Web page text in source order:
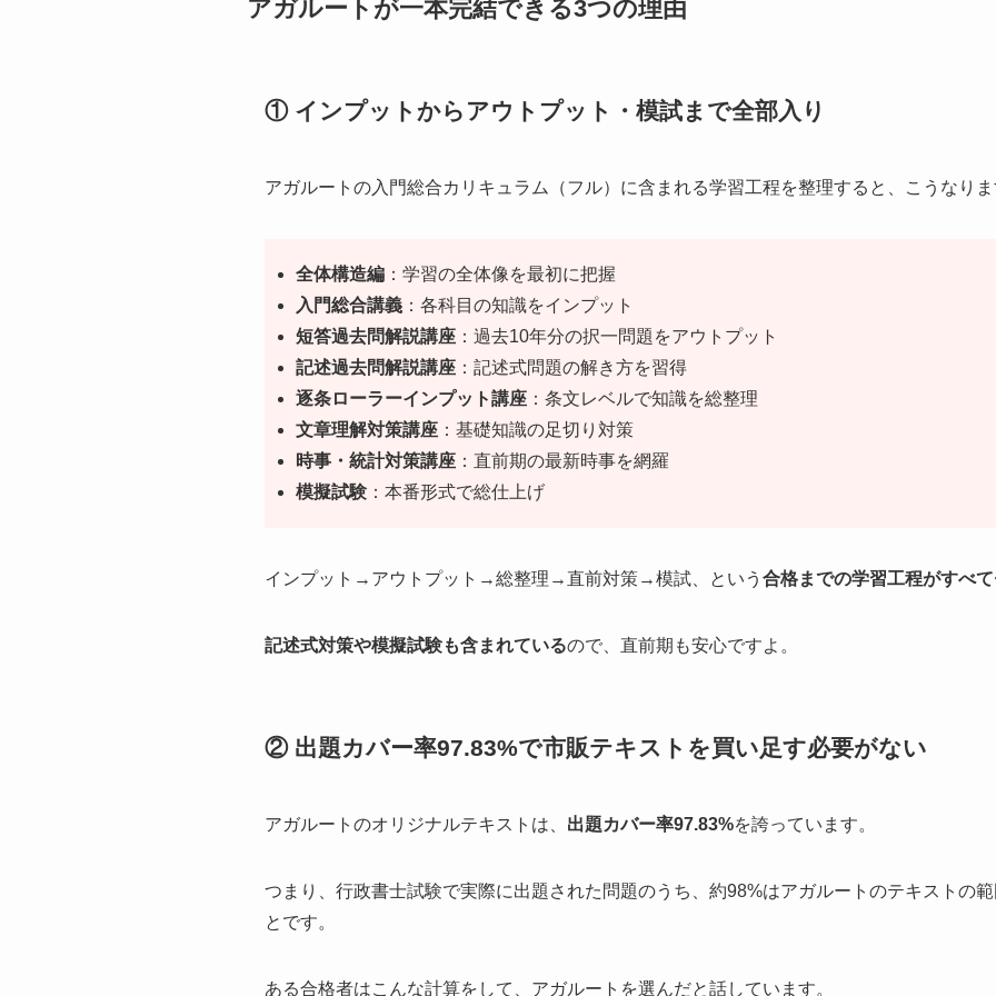
アガルートが一本完結できる3つの理由
① インプットからアウトプット・模試まで全部入り
アガルートの入門総合カリキュラム（フル）に含まれる学習工程を整理すると、こうなり
全体構造編 ：学習の全体像を最初に把握
入門総合講義 ：各科目の知識をインプット
短答過去問解説講座 ：過去10年分の択一問題をアウトプット
記述過去問解説講座 ：記述式問題の解き方を習得
逐条ローラーインプット講座 ：条文レベルで知識を総整理
文章理解対策講座 ：基礎知識の足切り対策
時事・統計対策講座 ：直前期の最新時事を網羅
模擬試験 ：本番形式で総仕上げ
インプット→アウトプット→総整理→直前対策→模試、という 合格までの学習工程がすべ
記述式対策や模擬試験も含まれているので、直前期も安心ですよ。
② 出題カバー率97.83%で市販テキストを買い足す必要がない
アガルートのオリジナルテキストは、 出題カバー率97.83%を誇っています。
つまり、行政書士試験で実際に出題された問題のうち、約98%はアガルートのテキストの
とです。
ある合格者はこんな計算をして、アガルートを選んだと話しています。